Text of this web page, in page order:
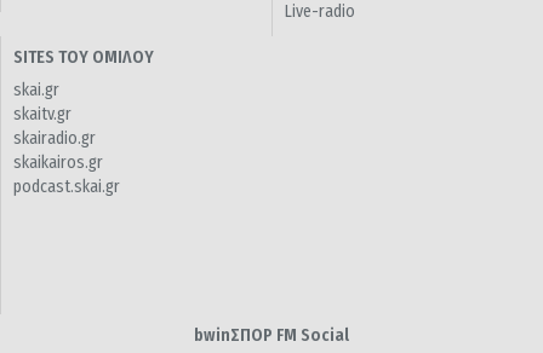
Live-radio
SITES ΤΟΥ ΟΜΙΛΟΥ
skai.gr
skaitv.gr
skairadio.gr
skaikairos.gr
podcast.skai.gr
bwinΣΠΟΡ FM Social